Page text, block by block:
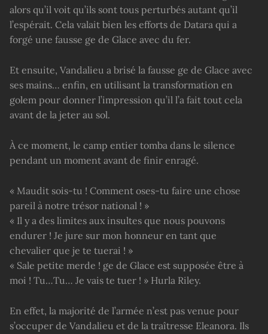
alors qu’il voit qu’ils sont tous perturbés autant qu’il
l’espérait. Cela valait bien les efforts de Datara qui a
forgé une fausse ge de Glace avec du fer.
Et ensuite, Vandalieu a brisé la fausse ge de Glace avec
ses mains… enfin, en utilisant la transformation en
golem pour donner l’impression qu’il l’a fait tout cela
avant de la jeter au sol.
À ce moment, le camp entier tomba dans le silence
pendant un moment avant de finir enragé.
« Maudit sois-tu ! Comment oses-tu faire une chose
pareil à notre trésor national ! »
« Il y a des limites aux insultes que nous pouvons
endurer ! Je jure sur mon honneur en tant que
chevalier que je te tuerai ! »
« Sale petite merde ! ge de Glace est supposée être à
moi ! Tu…Tu… Je vais te tuer ! » Hurla Riley.
En effet, la majorité de l’armée n’est pas venue pour
s’occuper de Vandalieu et de la traîtresse Eleanora. Ils